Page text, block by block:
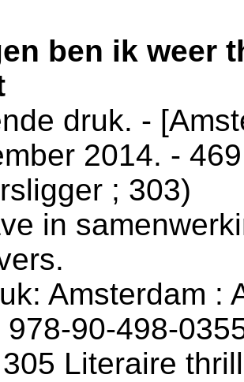
ben ik weer
druk. -
2014. -
; 303)
in
Amsterdam :
978-90-498-
Literaire